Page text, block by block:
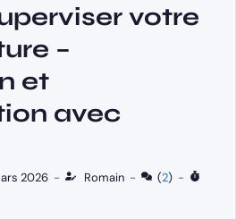
votre
–
et
avec
2026 - Romain - (2) -